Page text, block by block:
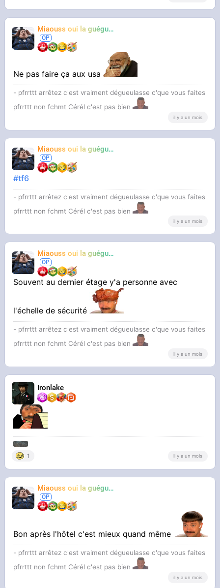
Miaouss oui la guéguérre
Ne pas faire ça aux usa
- pfrrttt arrêtez c'est vraiment dégueulasse c'que vous faites
pfrrttt non fchmt Cérél c'est pas bien
il y a un mois
Miaouss oui la guéguérre
#tf6
- pfrrttt arrêtez c'est vraiment dégueulasse c'que vous faites
pfrrttt non fchmt Cérél c'est pas bien
il y a un mois
Miaouss oui la guéguérre
Souvent au dernier étage y'a personne avec
l'échelle de sécurité
- pfrrttt arrêtez c'est vraiment dégueulasse c'que vous faites
pfrrttt non fchmt Cérél c'est pas bien
il y a un mois
Ironlake
1 il y a un mois
Miaouss oui la guéguérre
Bon après l'hôtel c'est mieux quand même
- pfrrttt arrêtez c'est vraiment dégueulasse c'que vous faites
pfrrttt non fchmt Cérél c'est pas bien
il y a un mois